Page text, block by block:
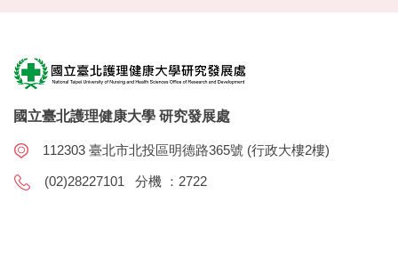
國立臺北護理健康大學 研究發展處
112303 臺北市北投區明德路365號 (行政大樓2樓)
(02)28227101 分機 ：2722